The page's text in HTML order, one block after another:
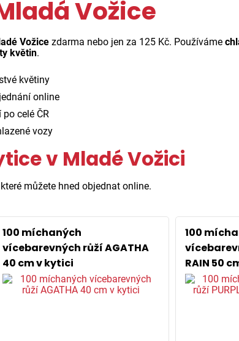
Vožice
Vožicezdarma nebo jen za 125 Kč. Používáme
květin.
květiny
online
po celé ČR
vozy
v Mladé Vožici
můžete hned objednat online.
100 míchaných
vícebarevných růží AGATHA
40 cm v kytici
100
RAIN 50